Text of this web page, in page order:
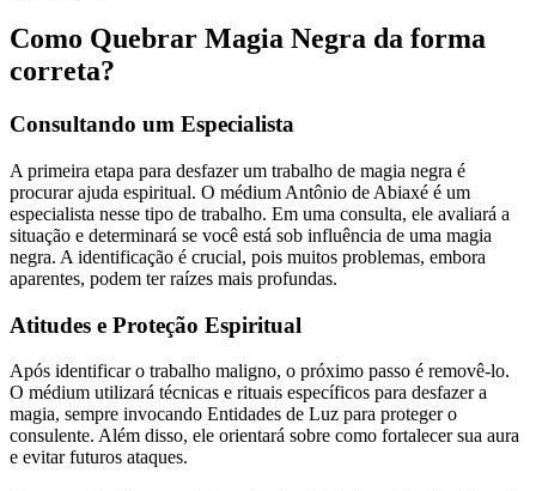
Como Quebrar Magia Negra da forma
correta?
Consultando um Especialista
A primeira etapa para desfazer um trabalho de magia negra é
procurar ajuda espiritual. O médium Antônio de Abiaxé é um
especialista nesse tipo de trabalho. Em uma consulta, ele avaliará a
situação e determinará se você está sob influência de uma magia
negra. A identificação é crucial, pois muitos problemas, embora
aparentes, podem ter raízes mais profundas.
Atitudes e Proteção Espiritual
Após identificar o trabalho maligno, o próximo passo é removê-lo.
O médium utilizará técnicas e rituais específicos para desfazer a
magia, sempre invocando Entidades de Luz para proteger o
consulente. Além disso, ele orientará sobre como fortalecer sua aura
e evitar futuros ataques.